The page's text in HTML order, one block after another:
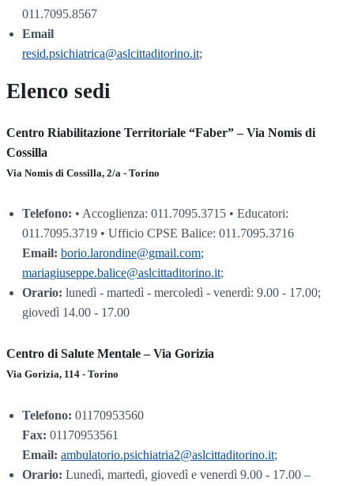
011.7095.8567
Email
resid.psichiatrica@aslcittaditorino.it;
Elenco sedi
Centro Riabilitazione Territoriale “Faber” – Via Nomis di
Cossilla
Via Nomis di Cossilla, 2/a - Torino
Telefono: • Accoglienza: 011.7095.3715 • Educatori:
011.7095.3719 • Ufficio CPSE Balice: 011.7095.3716
Email: borio.larondine@gmail.com;
mariagiuseppe.balice@aslcittaditorino.it;
Orario: lunedì - martedì - mercoledì - venerdì: 9.00 - 17.00;
giovedì 14.00 - 17.00
Centro di Salute Mentale – Via Gorizia
Via Gorizia, 114 - Torino
Telefono: 01170953560
Fax: 01170953561
Email: ambulatorio.psichiatria2@aslcittaditorino.it;
Orario: Lunedì, martedì, giovedì e venerdì 9.00 - 17.00 –